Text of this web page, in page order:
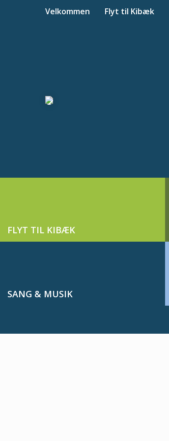
Velkommen Flyt til Kibæk
FLYT TIL KIBÆK
SANG & MUSIK